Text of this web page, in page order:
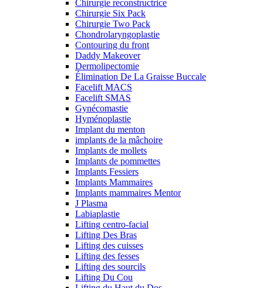
Chirurgie reconstructrice
Chirurgie Six Pack
Chirurgie Two Pack
Chondrolaryngoplastie
Contouring du front
Daddy Makeover
Dermolipectomie
Élimination De La Graisse Buccale
Facelift MACS
Facelift SMAS
Gynécomastie
Hyménoplastie
Implant du menton
implants de la mâchoire
Implants de mollets
Implants de pommettes
Implants Fessiers
Implants Mammaires
Implants mammaires Mentor
J Plasma
Labiaplastie
Lifting centro-facial
Lifting Des Bras
Lifting des cuisses
Lifting des fesses
Lifting des sourcils
Lifting Du Cou